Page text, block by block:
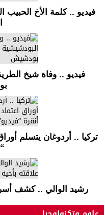
فيديو .. كلمة الأخ الحبيب
فيديو .. وفاة شيخ
تركيا .. أردوغان يتسلم
رشيد الوالي .. كشف